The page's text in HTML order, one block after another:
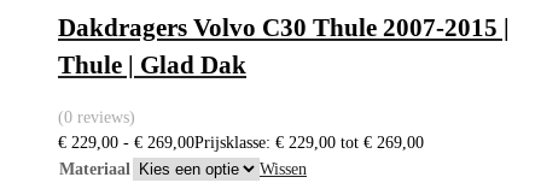
Dakdragers Volvo C30 Thule 2007-2015 |
Thule | Glad Dak
(0 reviews)
€ 229,00 - € 269,00Prijsklasse: € 229,00 tot € 269,00
Materiaal
Wissen